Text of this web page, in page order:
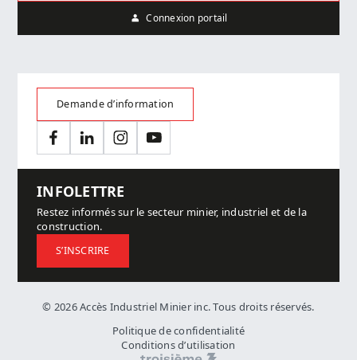
Connexion portail
Demande d’information
FacebookLinkedInInstagramYouTube
INFOLETTRE
Restez informés sur le secteur minier, industriel et de la
construction.
S’INSCRIRE
© 2026 Accès Industriel Minier inc. Tous droits réservés.
Politique de confidentialité
Conditions d’utilisation